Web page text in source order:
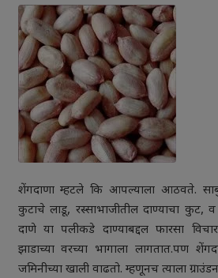
शेंगदाणा म्हटले कि आपल्याला आठवते.
कुटाचे लाडू, रस्साभाजीतील दाण्याचा
दाणे या पलीकडे दाण्याबद्दल फारसा
झाडाच्या वरच्या भागाला लागतात.पण
जमिनीच्या खाली वाढतो. म्हणूनच त्याला